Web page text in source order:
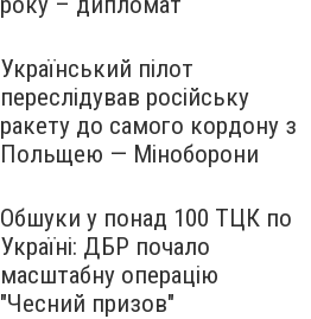
Український пілот
переслідував російську
ракету до самого кордону з
Польщею — Міноборони
Обшуки у понад 100 ТЦК по
Україні: ДБР почало
масштабну операцію
"Чесний призов"